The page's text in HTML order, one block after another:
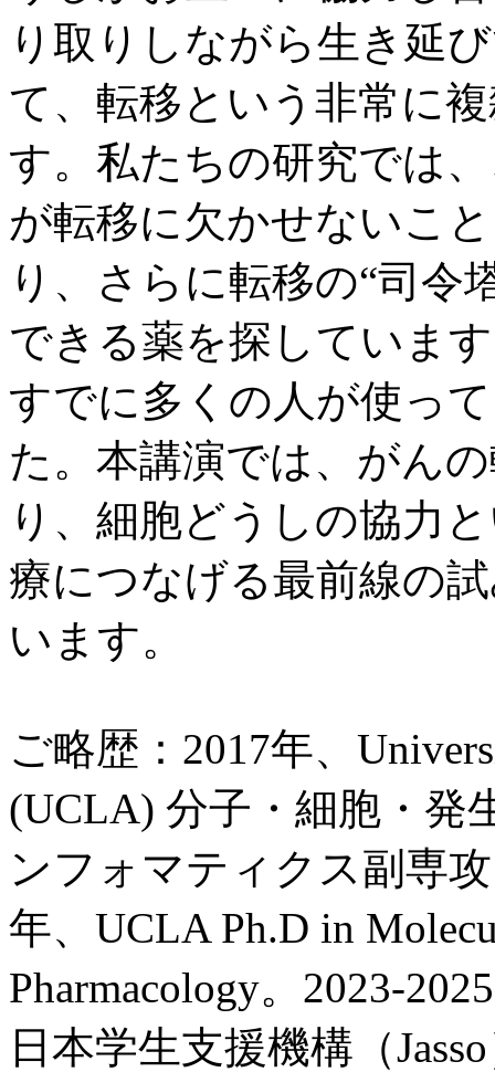
り取りしながら生き延
て、転移という非常に
す。私たちの研究では
が転移に欠かせないこ
り、さらに転移の“司令
できる薬を探していま
すでに多くの人が使っ
た。本講演では、がん
り、細胞どうしの協力
療につなげる最前線の
います。
ご略歴：2017年、
(UCLA) 分子・細胞・発
ンフォマティクス副専攻
年、UCLA Ph.D in
Pharmacology。2023-
日本学生支援機構（